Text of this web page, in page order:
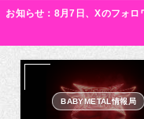
お知らせ：8月7日、Xのフォ
BABYMETAL情報局